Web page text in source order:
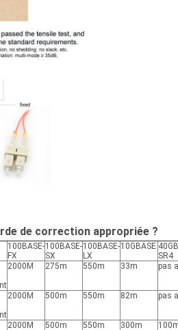
de correction appropriée ?
100BASE-
FX
100BASE-
SX
100BASE-
LX
10GBASE
SR4
2000M 275m 550m 33m pas
2000M 500m 550m 82m pas
2000M 500m 550m 300m